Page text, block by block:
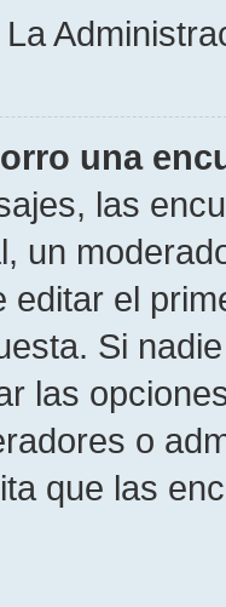
una
las
un
editar el
Si
las
o
que las